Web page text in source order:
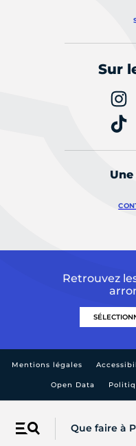
Menu Que faire à
Sur
Retrouvez
Mentions légales
Open Data